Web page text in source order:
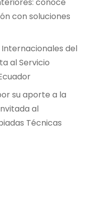
con soluciones
del
al Servicio
su aporte a la
al
Técnicas